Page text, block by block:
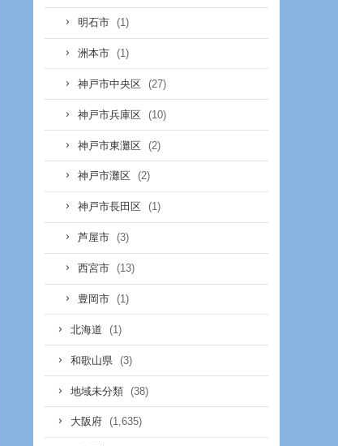
明石市 (1)
洲本市 (1)
神戸市中央区 (27)
神戸市兵庫区 (10)
神戸市東灘区 (2)
神戸市灘区 (2)
神戸市長田区 (1)
芦屋市 (3)
西宮市 (13)
豊岡市 (1)
北海道 (1)
和歌山県 (3)
地域未分類 (38)
大阪府 (1,635)